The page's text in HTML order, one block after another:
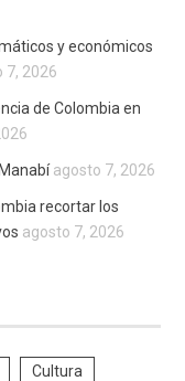
y económicos
7, 2026
de Colombia en
agosto 7, 2026
recortar los
agosto 7, 2026
Cultura